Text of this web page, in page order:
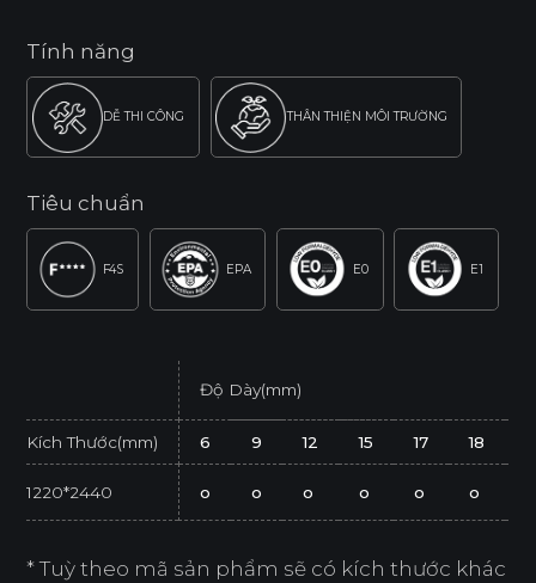
Tính năng
DỄ THI CÔNG THÂN THIỆN MÔI TRƯỜNG
Tiêu chuẩn
F4S EPA E0 E1
Độ Dày(mm)
Kích Thước(mm) 6 9 12 15 17 18
1220*2440 o o o o o o
* Tuỳ theo mã sản phẩm sẽ có kích thước khác